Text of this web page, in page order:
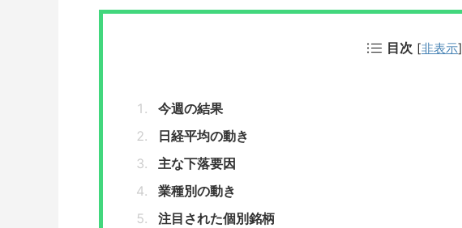
目次 [非表示]
今週の結果
日経平均の動き
主な下落要因
業種別の動き
注目された個別銘柄